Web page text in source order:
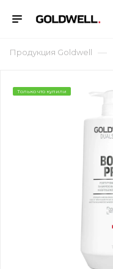
Продукция Goldwell —
Только что купили